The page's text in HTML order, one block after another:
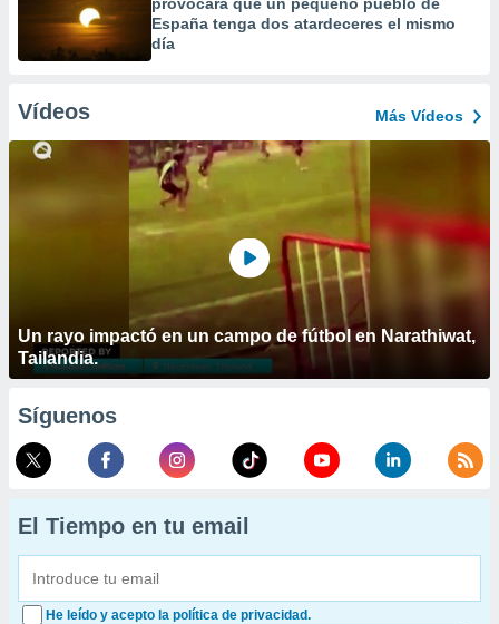
España tenga dos atardeceres el mismo
día
Vídeos Más Vídeos
Un rayo impactó en un campo de fútbol en Narathiwat,
Tailandia.
Síguenos
El Tiempo en tu email
He leído y acepto la política de privacidad.